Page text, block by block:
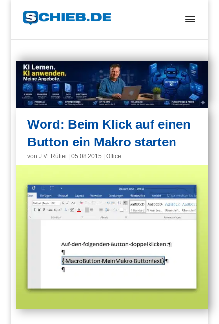
Word: Beim Klick auf einen
Button ein Makro starten
vonJ.M. Rütter |05.08.2015 |Office